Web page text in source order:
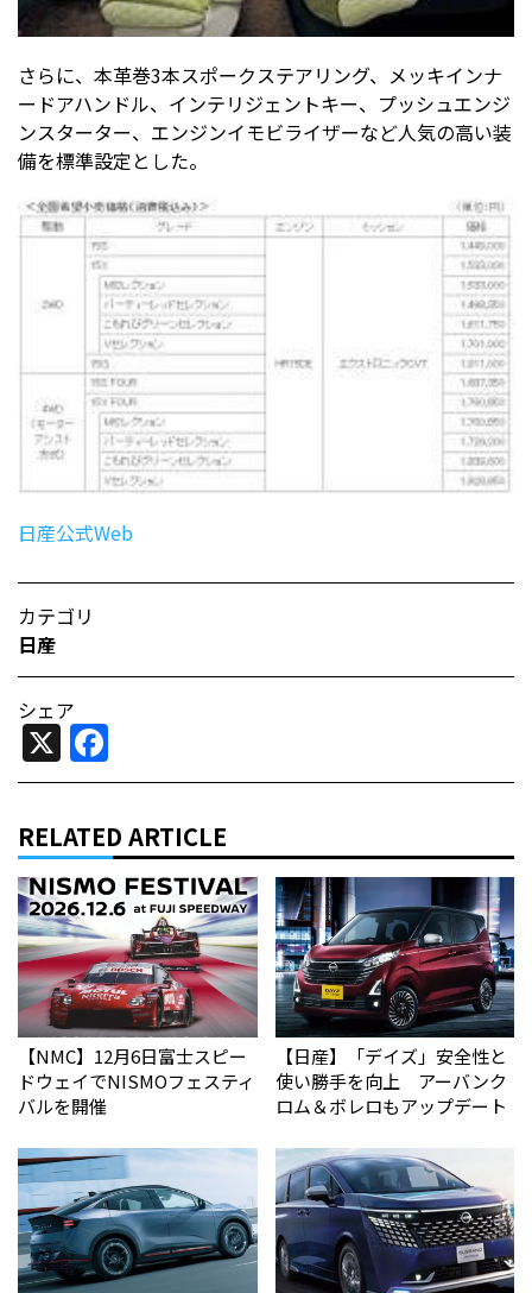
さらに、本革巻3本スポークステアリング、メッキインナ
ードアハンドル、インテリジェントキー、プッシュエンジ
ンスターター、エンジンイモビライザーなど人気の高い装
備を標準設定とした。
日産公式Web
カテゴリ
日産
シェア
X
RELATED ARTICLE
【NMC】12月6日富士スピー
ドウェイでNISMOフェスティ
バルを開催
【日産】「デイズ」安全性と
使い勝手を向上 アーバンク
ロム＆ボレロもアップデート